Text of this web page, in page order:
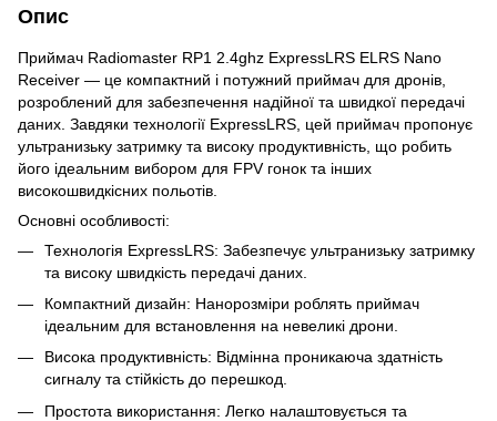
Опис
Приймач Radiomaster RP1 2.4ghz ExpressLRS ELRS Nano
Receiver — це компактний і потужний приймач для дронів,
розроблений для забезпечення надійної та швидкої передачі
даних. Завдяки технології ExpressLRS, цей приймач пропонує
ультранизьку затримку та високу продуктивність, що робить
його ідеальним вибором для FPV гонок та інших
високошвидкісних польотів.
Основні особливості:
Технологія ExpressLRS: Забезпечує ультранизьку затримку
та високу швидкість передачі даних.
Компактний дизайн: Нанорозміри роблять приймач
ідеальним для встановлення на невеликі дрони.
Висока продуктивність: Відмінна проникаюча здатність
сигналу та стійкість до перешкод.
Простота використання: Легко налаштовується та